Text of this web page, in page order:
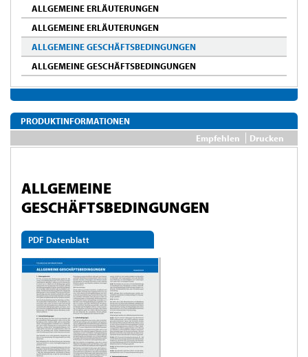
ALLGEMEINE ERLÄUTERUNGEN
ALLGEMEINE ERLÄUTERUNGEN
ALLGEMEINE GESCHÄFTSBEDINGUNGEN
ALLGEMEINE GESCHÄFTSBEDINGUNGEN
PRODUKTINFORMATIONEN
Empfehlen
Drucken
ALLGEMEINE
GESCHÄFTSBEDINGUNGEN
PDF Datenblatt